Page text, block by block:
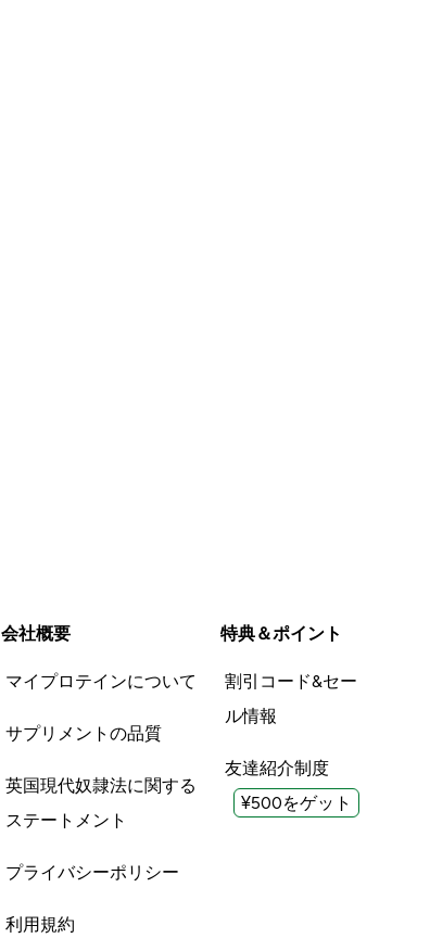
会社概要
マイプロテインについて
サプリメントの品質
英国現代奴隷法に関する
ステートメント
プライバシーポリシー
利用規約
特典＆ポイント
割引コード&セー
ル情報
友達紹介制度
¥500をゲット